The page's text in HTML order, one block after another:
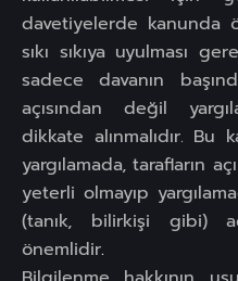
davetiyelerde kanunda
sıkı sıkıya uyulması
sadece davanın
açısından değil
dikkate alınmalıdır.
yargılamada, tarafların
yeterli olmayıp
(tanık, bilirkişi gibi)
önemlidir.